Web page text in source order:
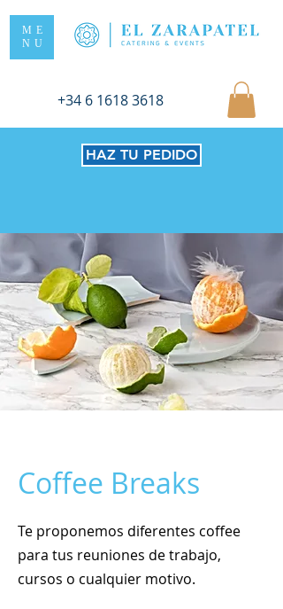
ME
NU
+34 6 1618 3618
HAZ TU PEDIDO
Coffee Breaks
Te proponemos diferentes coffee
para tus reuniones de trabajo,
cursos o cualquier motivo.